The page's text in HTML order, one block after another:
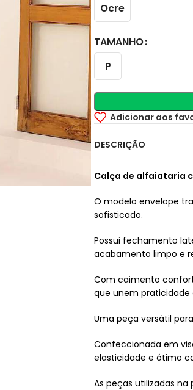
Ocre
TAMANHO
P
Adicionar aos
DESCRIÇÃO
Calça de alfaiataria
O modelo envelope
sofisticado.
Possui fechamento
acabamento limpo e
Com caimento
que unem praticidade
Uma peça versátil
Confeccionada em
elasticidade e ótimo
As peças utilizadas